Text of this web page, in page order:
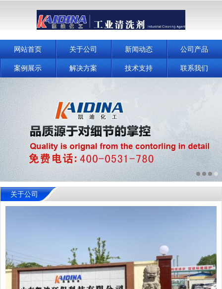
网站首页 关于公司 新闻动态 公司产品
案例展示 解决方案 技术支持 联系我们
关于公司